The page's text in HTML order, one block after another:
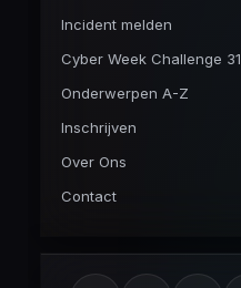
Incident melden
Cyber Week Challenge 31
Onderwerpen A-Z
Inschrijven
Over Ons
Contact